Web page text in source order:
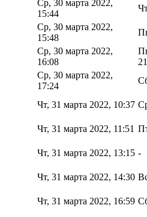
Ср, 30 марта 2022,
15:44
Ср, 30 марта 2022,
15:48
Ср, 30 марта 2022,
16:08
Ср, 30 марта 2022,
17:24
Чт, 31 марта 2022, 10:37
Чт, 31 марта 2022, 11:51
Чт, 31 марта 2022, 13:15 -
Чт, 31 марта 2022, 14:30
Чт, 31 марта 2022, 16:59